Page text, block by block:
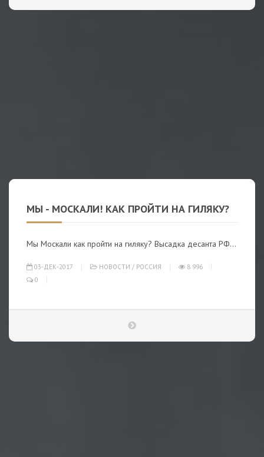
МЫ - МОСКАЛИ! КАК ПРОЙТИ НА ГИЛЯКУ?
Мы Москали как пройти на гиляку? Высадка десанта РФ...
03-ДЕК-2017 НОВОСТИ / РОССИЯ
8 996
0